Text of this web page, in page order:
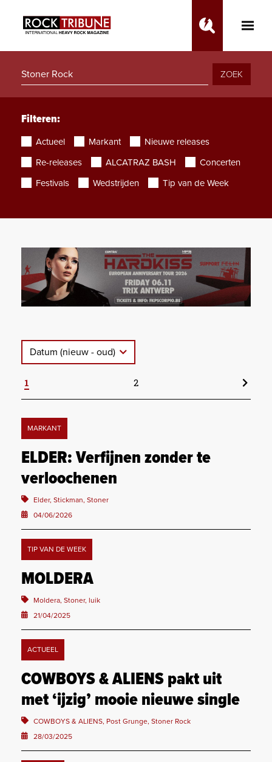
Toggle
ZOEK
Filteren:
Actueel Markant
Nieuwe releases
Re-releases
ALCATRAZ BASH
Concerten
Festivals
Wedstrijden Tip van de Week
Datum (nieuw - oud)
1 2
MARKANT
ELDER: Verfijnen zonder te
verloochenen
Elder, Stickman, Stoner
04/06/2026
TIP VAN DE WEEK
MOLDERA
Moldera, Stoner, luik
21/04/2025
ACTUEEL
COWBOYS & ALIENS pakt uit
met ‘ijzig’ mooie nieuwe single
COWBOYS & ALIENS, Post Grunge, Stoner Rock
28/03/2025